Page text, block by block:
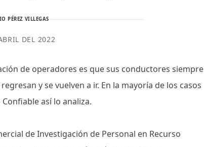
PÉREZ VILLEGAS
DEL 2022
de operadores es que sus conductores siempre
y se vuelven a ir. En la mayoría de los casos
así lo analiza.
de Investigación de Personal en Recurso